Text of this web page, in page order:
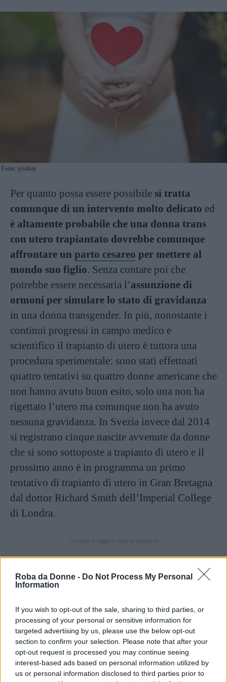
Roba da Donne - Do Not Process My Personal
Information
If you wish to opt-out of the sale, sharing to third parties, or
processing of your personal or sensitive information for
targeted advertising by us, please use the below opt-out
section to confirm your selection. Please note that after your
opt-out request is processed you may continue seeing
interest-based ads based on personal information utilized by
us or personal information disclosed to third parties prior to
Fonte: pixabay
Per quanto possa essere possibile si tratta
comunque di un intervento molto delicato ed
è altamente probabile che una donna trans
con utero trapiantato dovrebbe comunque
affrontare un parto cesareo per mettere al
mondo suo figlio. Senza contare poi che
potrebbe essere necessaria l’assunzione di
ormoni per simulare lo stato di gravidanza
in una donna transgender. In più, nonostante i
continui progressi in campo medico e
scientifico il trapianto di utero è tuttora una
procedura sperimentale: sono stati effettuati
quattro tentativi su quattro donne americane che
non hanno avuto buon esito, solo una non ha
rigettato l’utero ma comunque non ha avuto
nessuna gravidanza. In Svezia invece dal 2014
si registrano cinque nascite avvenute da donne
che si sono sottoposte a trapianto di utero e il
prossimo anno è in programma un primo
tentativo di trapianto di utero in Gran Bretagna
dal dottor Richard Smith dell’Imperial College
di Londra.
Per i trans ci sono ad oggi molti interventi
fisico a rappresentare quella che è la loro
identità sessuale, si va dagli interventi facciali, a
quelli che riguardano la ricostruzione del seno e
anche le procedure che trasformano i genitali
maschili in una vagina.